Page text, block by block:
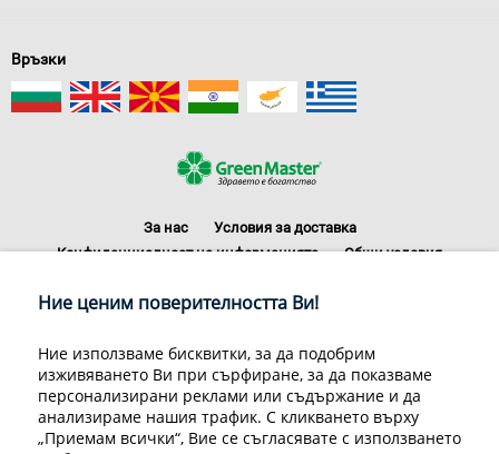
Връзки
За нас
Условия за доставка
Конфиденциалност на информацията
Общи условия
Контакти
070070220
© 1998-2020 Green Master Group Ltd, All rights reserved.
Developed bySirma CI
Ние ценим поверителността Ви!
Ние използваме бисквитки, за да подобрим
изживяването Ви при сърфиране, за да показваме
персонализирани реклами или съдържание и да
анализираме нашия трафик. С кликването върху
„Приемам всички“, Вие се съгласявате с използването